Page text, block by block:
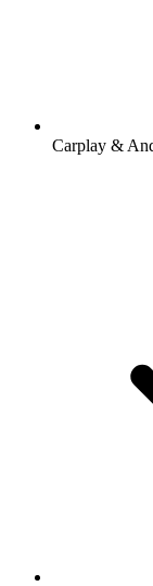
Carplay &